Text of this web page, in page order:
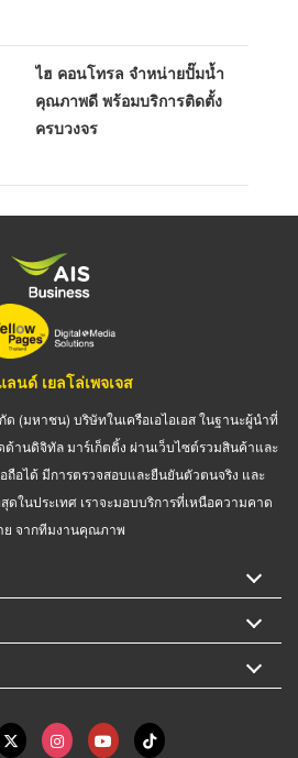
ไฮ คอนโทรล จำหน่ายปั๊มน้ำ
คุณภาพดี พร้อมบริการติดตั้ง
ครบวงจร
ลนด์ เยลโล่เพจเจส
ด (มหาชน) บริษัทในเครือเอไอเอส ในฐานะผู้นำที่
านดิจิทัล มาร์เก็ตติ้ง ผ่านเว็บไซต์รวมสินค้าและ
ถือได้ มีการตรวจสอบและยืนยันตัวตนจริง และ
ในประเทศ เราจะมอบบริการที่เหนือความคาด
ย จากทีมงานคุณภาพ